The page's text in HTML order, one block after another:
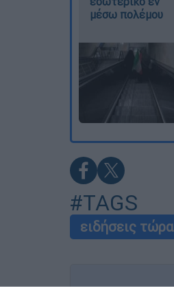
μέσω πολέμου
#TAGS
ειδήσεις τώρα